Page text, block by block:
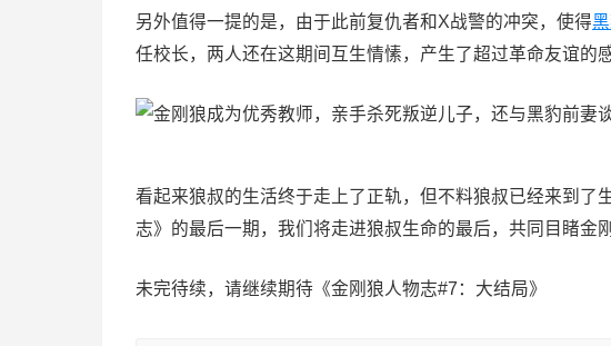
另外值得一提的是，由于此前复仇者和X战警的冲突，使得
任校长，两人还在这期间互生情愫，产生了超过革命友谊的感
看起来狼叔的生活终于走上了正轨，但不料狼叔已经来到了
志》的最后一期，我们将走进狼叔生命的最后，共同目睹金
未完待续，请继续期待《金刚狼人物志#7：大结局》